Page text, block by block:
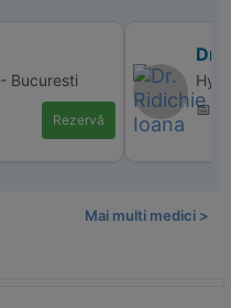
Bucuresti
Rezervă
Dr.
📅
Mai multi medici >